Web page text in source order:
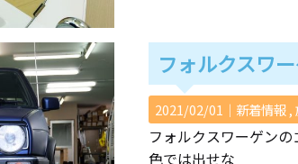
フォルクスワ
2021/02/01｜ 新着情報
フォルクスワーゲン
色では出せな